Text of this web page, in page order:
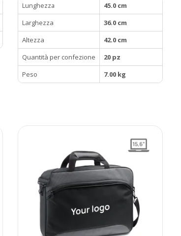
Lunghezza
45.0 cm
Larghezza
36.0 cm
Altezza
42.0 cm
Quantità per confezione
20 pz
Peso
7.00 kg